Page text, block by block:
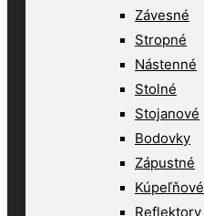
Závesné
Stropné
Nástenné
Stolné
Stojanové
Bodovky
Zápustné
Kúpeľňové
Reflektory